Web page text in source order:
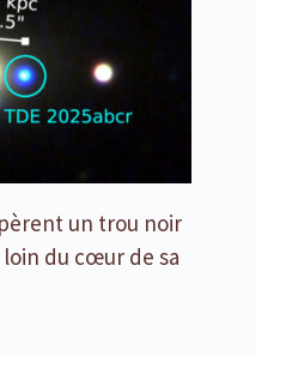
un trou noir
du cœur de sa